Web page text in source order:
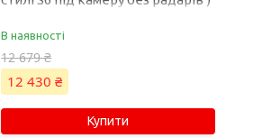
В наявності
12 679 ₴
12 430 ₴
Купити